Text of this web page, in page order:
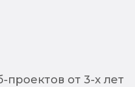
от 3-х лет